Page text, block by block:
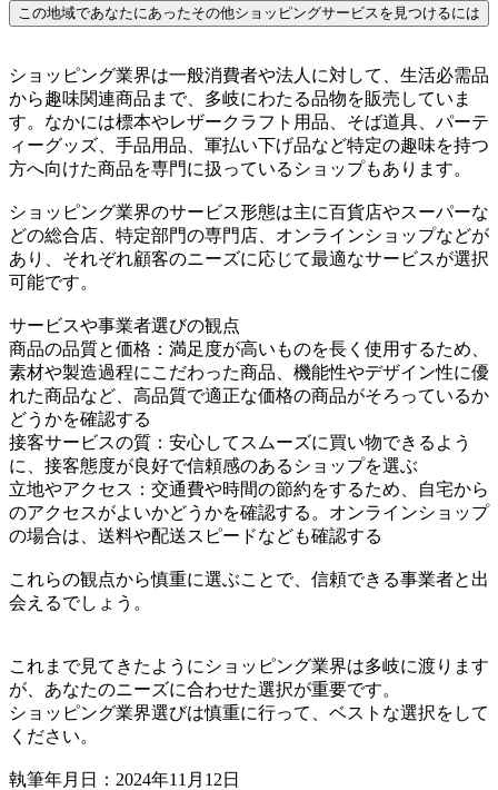
この地域であなたにあったその他ショッピングサービスを見つけるには
ショッピング業界は一般消費者や法人に対して、生活必需品
から趣味関連商品まで、多岐にわたる品物を販売していま
す。なかには標本やレザークラフト用品、そば道具、パーテ
ィーグッズ、手品用品、軍払い下げ品など特定の趣味を持つ
方へ向けた商品を専門に扱っているショップもあります。
ショッピング業界のサービス形態は主に百貨店やスーパーな
どの総合店、特定部門の専門店、オンラインショップなどが
あり、それぞれ顧客のニーズに応じて最適なサービスが選択
可能です。
サービスや事業者選びの観点
商品の品質と価格：満足度が高いものを長く使用するため、
素材や製造過程にこだわった商品、機能性やデザイン性に優
れた商品など、高品質で適正な価格の商品がそろっているか
どうかを確認する
接客サービスの質：安心してスムーズに買い物できるよう
に、接客態度が良好で信頼感のあるショップを選ぶ
立地やアクセス：交通費や時間の節約をするため、自宅から
のアクセスがよいかどうかを確認する。オンラインショップ
の場合は、送料や配送スピードなども確認する
これらの観点から慎重に選ぶことで、信頼できる事業者と出
会えるでしょう。
これまで見てきたようにショッピング業界は多岐に渡ります
が、あなたのニーズに合わせた選択が重要です。
ショッピング業界選びは慎重に行って、ベストな選択をして
ください。
執筆年月日：2024年11月12日